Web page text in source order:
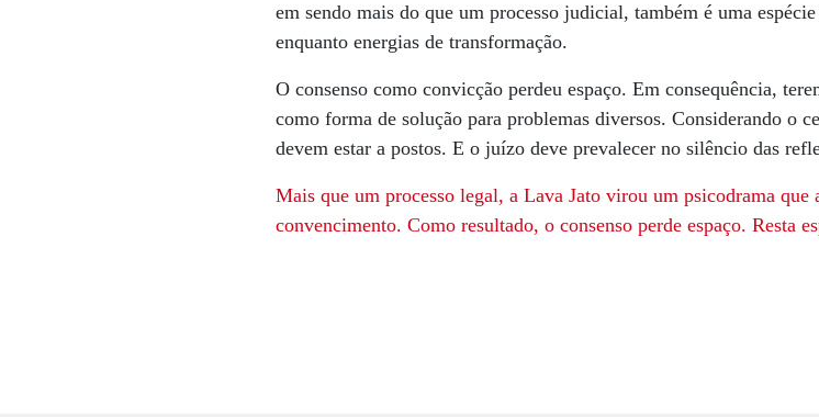
em sendo mais do que um processo judicial, também é uma
enquanto energias de transformação.
O consenso como convicção perdeu espaço. Em consequência,
como forma de solução para problemas diversos. Considerando o
devem estar a postos. E o juízo deve prevalecer no silêncio das
Mais que um processo legal, a Lava Jato virou um psicodrama que
convencimento. Como resultado, o consenso perde espaço. Resta